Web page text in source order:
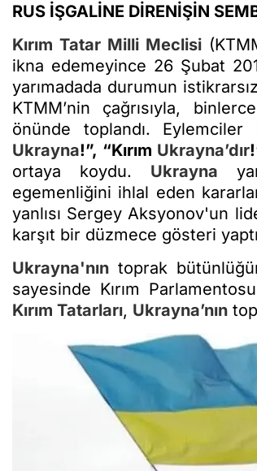
RUS İŞGALİNE DİRENİŞİN
Kırım Tatar Milli Meclisi
ikna edemeyince 26 Şubat
yarımadada durumun
KTMM’nin çağrısıyla,
önünde toplandı. Eylemciler
Ukrayna!”, “Kırım Ukrayna’dır
ortaya koydu. Ukrayna
egemenliğini ihlal eden
yanlısı Sergey Aksyonov'un
karşıt bir düzmece gösteri
Ukrayna'nın toprak
sayesinde Kırım
Kırım Tatarları, Ukrayna’nın